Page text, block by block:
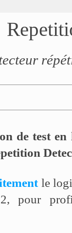
de test
le
2, pour